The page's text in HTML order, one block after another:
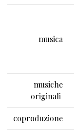
musica
musiche
originali
coproduzione